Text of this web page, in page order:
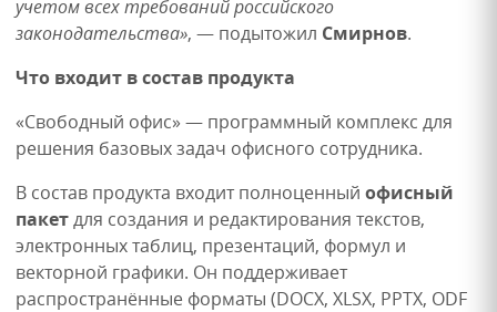
учетом всех требований российского
законодательства», — подытожил Смирнов.
Что входит в состав продукта
«Свободный офис» — программный комплекс для
решения базовых задач офисного сотрудника.
В состав продукта входит полноценный офисный
пакетдля создания и редактирования текстов,
электронных таблиц, презентаций, формул и
векторной графики. Он поддерживает
распространённые форматы (DOCX, XLSX, PPTX, ODF